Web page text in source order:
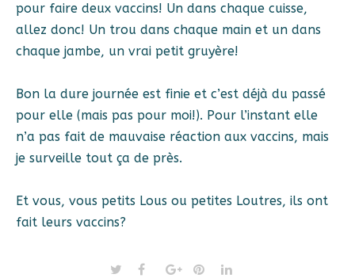
pour faire deux vaccins! Un dans chaque cuisse,
allez donc! Un trou dans chaque main et un dans
chaque jambe, un vrai petit gruyère!
Bon la dure journée est finie et c’est déjà du passé
pour elle (mais pas pour moi!). Pour l’instant elle
n’a pas fait de mauvaise réaction aux vaccins, mais
je surveille tout ça de près.
Et vous, vous petits Lous ou petites Loutres, ils ont
fait leurs vaccins?